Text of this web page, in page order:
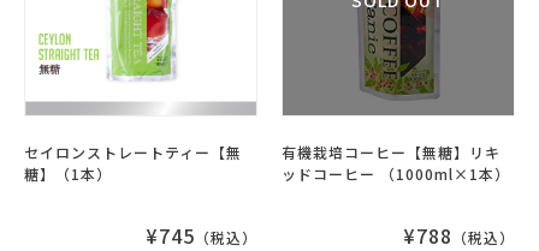
セイロンストレートティー【無
糖】（1本）
¥745 （税込）
有機栽培コーヒー【無糖】リキ
ッドコーヒー （1000ml×1本）
¥788 （税込）